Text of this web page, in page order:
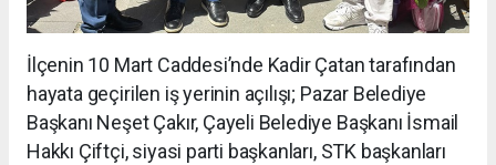
İlçenin 10 Mart Caddesi’nde Kadir Çatan tarafından
hayata geçirilen iş yerinin açılışı; Pazar Belediye
Başkanı Neşet Çakır, Çayeli Belediye Başkanı İsmail
Hakkı Çiftçi, siyasi parti başkanları, STK başkanları